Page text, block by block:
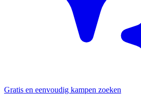
Gratis en eenvoudig kampen zoeken